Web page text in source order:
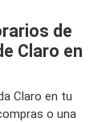
de
Claro en
Claro en tu
o una